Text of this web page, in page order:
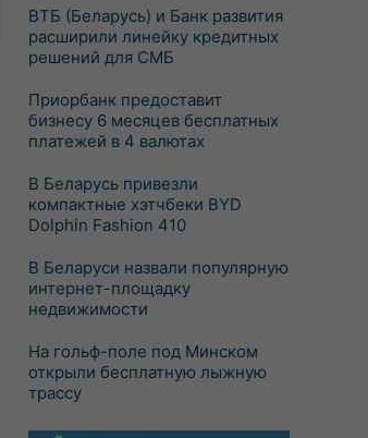
ВТБ (Беларусь) и Банк развития
расширили линейку кредитных
решений для СМБ
Приорбанк предоставит
бизнесу 6 месяцев бесплатных
платежей в 4 валютах
В Беларусь привезли
компактные хэтчбеки BYD
Dolphin Fashion 410
В Беларуси назвали популярную
интернет-площадку
недвижимости
На гольф-поле под Минском
открыли бесплатную лыжную
трассу